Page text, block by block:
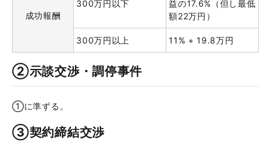
成功報酬
300万円以下
益の17.6%（但し最低
額22万円）
300万円以上 11% + 19.8万円
②示談交渉・調停事件
①に準ずる。
③契約締結交渉